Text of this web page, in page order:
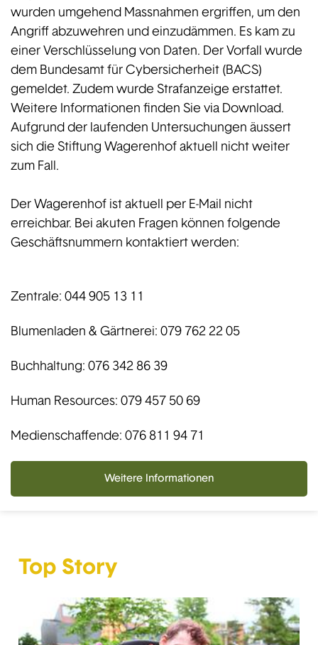
wurden umgehend Massnahmen ergriffen, um den
Angriff abzuwehren und einzudämmen. Es kam zu
einer Verschlüsselung von Daten. Der Vorfall wurde
dem Bundesamt für Cybersicherheit (BACS)
gemeldet. Zudem wurde Strafanzeige erstattet.
Weitere Informationen finden Sie via Download.
Aufgrund der laufenden Untersuchungen äussert
sich die Stiftung Wagerenhof aktuell nicht weiter
zum Fall.
Der Wagerenhof ist aktuell per E-Mail nicht
erreichbar. Bei akuten Fragen können folgende
Geschäftsnummern kontaktiert werden:
Zentrale: 044 905 13 11
Blumenladen & Gärtnerei: 079 762 22 05
Buchhaltung: 076 342 86 39
Human Resources: 079 457 50 69
Medienschaffende: 076 811 94 71
Weitere Informationen
Top Story